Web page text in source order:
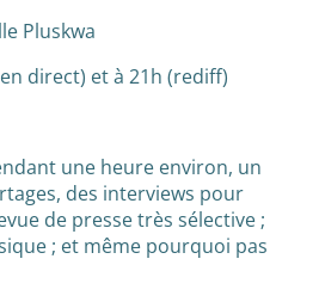
Pluskwa
direct) et à 21h (rediff)
une heure environ, un
des interviews pour
de presse très sélective ;
; et même pourquoi pas